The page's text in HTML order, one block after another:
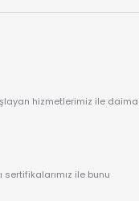
hizmetlerimiz ile daima
ile bunu